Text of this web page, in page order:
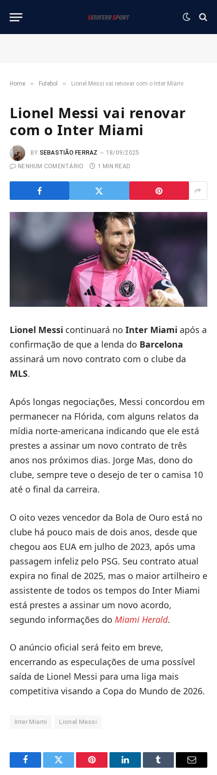
Home » Futebol » Lionel Messi vai renovar com o Inter Miami
Lionel Messi vai renovar
com o Inter Miami
BY SEBASTIÃO FERRAZ
18/09/2025
NENHUM COMENTÁRIO
1 MIN READ
Lionel Messi continuará no Inter Miami após a
confirmação de que a lenda do Barcelona
assinará um novo contrato com o clube da
MLS.
Após longas negociações, Messi concordou em
permanecer na Flórida, com alguns relatos da
mídia norte-americana indicando que ele está
prestes a assinar um novo contrato de três
anos nos próximos dias. Jorge Mas, dono do
clube, sempre teve o desejo de ter o camisa 10
até o final da carreira.
O oito vezes vencedor da Bola de Ouro está no
clube há pouco mais de dois anos, desde que
chegou aos EUA em julho de 2023, após uma
passagem infeliz pelo PSG. Seu contrato atual
expira no final de 2025, mas o maior artilheiro e
assistente de todos os tempos do Inter Miami
está prestes a assinar um novo acordo,
segundo informações do Miami Herald.
O anúncio oficial será feito em breve,
encerrando as especulações de uma possível
saída de Lionel Messi para uma liga mais
competitiva visando a Copa do Mundo de 2026.
Inter Miami Lionel Messi
FacebookTwitter Pinterest LinkedInTumblr Email